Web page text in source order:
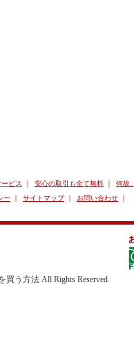
ビス ｜ 安心の取引も全て無料 ｜
何故
ー ｜ サイトマップ｜ お問い合わせ ｜
う方法 All Rights Reserved.